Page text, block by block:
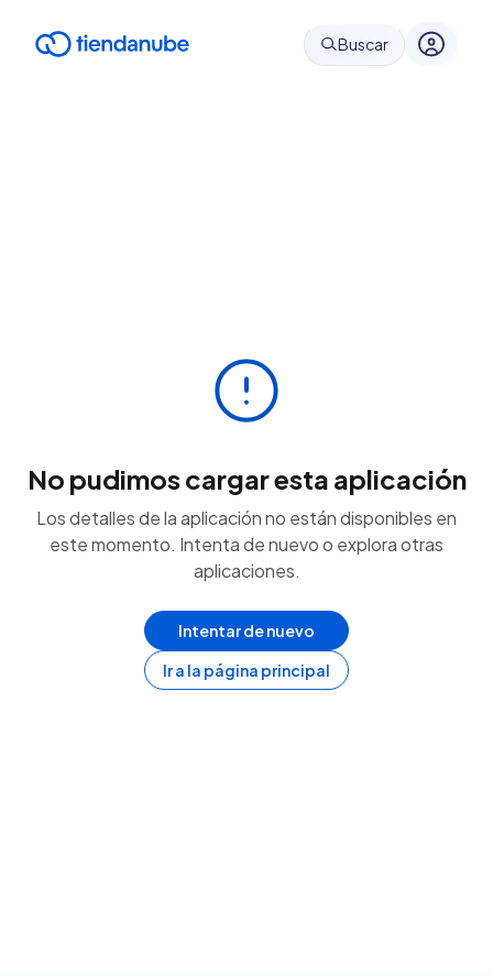
Buscar
No pudimos cargar esta aplicación
Los detalles de la aplicación no están disponibles en
este momento. Intenta de nuevo o explora otras
aplicaciones.
Intentar de nuevo
Ir a la página principal